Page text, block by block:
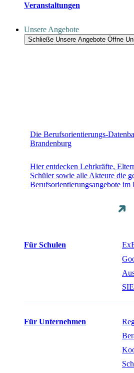
Veranstaltungen
Unsere Angebote
Schließe Unsere Angebote Öffne
Die Berufsorientierungs-
Brandenburg
Hier entdecken Lehrkräfte,
Schüler sowie alle Akteure die
Berufsorientierungsangebote im
Für Schulen
Für Unternehmen